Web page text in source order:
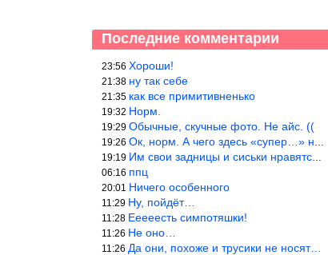
Последние комментарии
23:56 Хороши!
21:38 ну так себе
21:35 как все примитивненько
19:32 Норм.
19:29 Обычные, скучные фото. Не айс. ((
19:26 Ок, норм. А чего здесь «супер…» не понятно.
19:19 Им свои задницы и сиськи нравятся больше, чем нам, мужикам?
06:16 ппц
20:01 Ничего особенного
11:29 Ну, пойдёт…
11:28 Ееееесть симпотяшки!
11:26 Не оно…
11:26 Да они, похоже и трусики не носят…